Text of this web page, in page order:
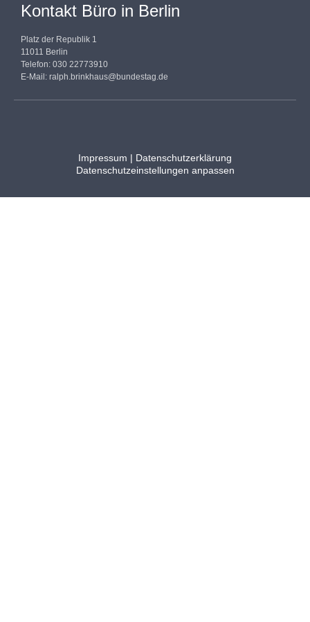
Kontakt Büro in Berlin
Platz der Republik 1
11011 Berlin
Telefon: 030 22773910
E-Mail: ralph.brinkhaus@bundestag.de
Impressum | Datenschutzerklärung
Datenschutzeinstellungen anpassen